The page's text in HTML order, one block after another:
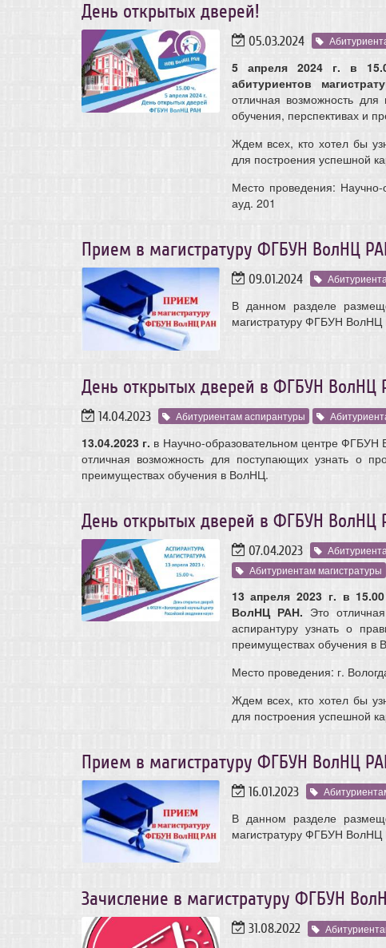
День открытых дверей!
05.03.2024
5 апреля 2024 г. в
абитуриентов
отличная возможность
обучения, перспективах и
Ждем всех, кто хотел бы
для построения успешной
Место проведения:
ауд. 201
Прием в магистратуру ФГБУН ВолНЦ
09.01.2024
В данном разделе
магистратуру ФГБУН ВолНЦ
День открытых дверей в ФГБУН ВолНЦ
14.04.2023 Абитуриентам аспирантуры
13.04.2023 г. в Научно-образовательном центре
отличная возможность для поступающих узнать о
преимуществах обучения в ВолНЦ.
День открытых дверей в ФГБУН ВолНЦ
07.04.2023
Абитуриентам магистратуры
13 апреля 2023 г. в
ВолНЦ РАН. Это
аспирантуру узнать о
преимуществах обучения в
Место проведения: г.
Ждем всех, кто хотел бы
для построения успешной
Прием в магистратуру ФГБУН ВолНЦ
16.01.2023
В данном разделе
магистратуру ФГБУН ВолНЦ
Зачисление в магистратуру ФГБУН
31.08.2022